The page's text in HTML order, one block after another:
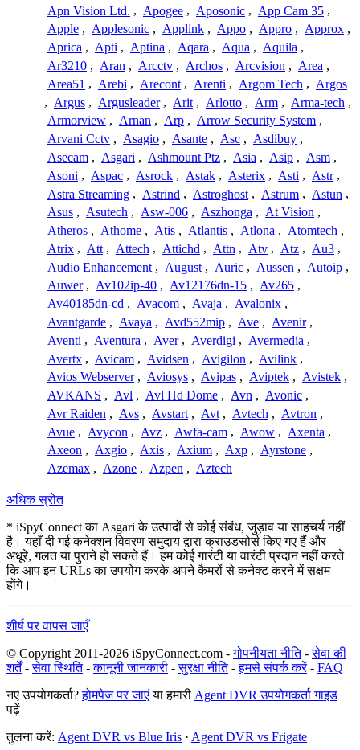
Apn Vision Ltd. , Apogee , Aposonic , App Cam 35 ,
Apple , Applesonic , Applink , Appo , Appro , Approx ,
Aprica , Apti , Aptina , Aqara , Aqua , Aquila ,
Ar3210 , Aran , Arcctv , Archos , Arcvision , Area ,
Area51 , Arebi , Arecont , Arenti , Argom Tech , Argos
, Argus , Argusleader , Arit , Arlotto , Arm , Arma-tech ,
Armorview , Arnan , Arp , Arrow Security System ,
Arvani Cctv , Asagio , Asante , Asc , Asdibuy ,
Asecam , Asgari , Ashmount Ptz , Asia , Asip , Asm ,
Asoni , Aspac , Asrock , Astak , Asterix , Asti , Astr ,
Astra Streaming , Astrind , Astroghost , Astrum , Astun ,
Asus , Asutech , Asw-006 , Aszhonga , At Vision ,
Atheros , Athome , Atis , Atlantis , Atlona , Atomtech ,
Atrix , Att , Attech , Attichd , Attn , Atv , Atz , Au3 ,
Audio Enhancement , August , Auric , Aussen , Autoip ,
Auwer , Av102ip-40 , Av12176dn-15 , Av265 ,
Av40185dn-cd , Avacom , Avaja , Avalonix ,
Avantgarde , Avaya , Avd552mip , Ave , Avenir ,
Aventi , Aventura , Aver , Averdigi , Avermedia ,
Avertx , Avicam , Avidsen , Avigilon , Avilink ,
Avios Webserver , Aviosys , Avipas , Aviptek , Avistek ,
AVKANS , Avl , Avl Hd Dome , Avn , Avonic ,
Avr Raiden , Avs , Avstart , Avt , Avtech , Avtron ,
Avue , Avycon , Avz , Awfa-cam , Awow , Axenta ,
Axeon , Axgio , Axis , Axium , Axp , Ayrstone ,
Azemax , Azone , Azpen , Aztech
अधिक स्रोत
* iSpyConnect का Asgari के उत्पादों से कोई संबंध, जुड़ाव या साहचर्य नहीं
है। यहाँ दी गई कनेक्शन विवरण समुदाय द्वारा क्राउडसोर्स किए गए हैं और
अधूरे, गलत या पुराने हो सकते हैं। हम कोई गारंटी या वारंटी प्रदान नहीं करते
कि आप इन URLs का उपयोग करके अपने कैमरों से कनेक्ट करने में सक्षम
होंगे।
शीर्ष पर वापस जाएँ
© Copyright 2011-2026 iSpyConnect.com -गोपनीयता नीति-सेवा की
शर्तें-सेवा स्थिति-कानूनी जानकारी -सुरक्षा नीति-हमसे संपर्क करें- FAQ
नए उपयोगकर्ता?होमपेज पर जाएंया हमारी Agent DVR उपयोगकर्ता गाइड
पढ़ें
तुलना करें: Agent DVR vs Blue Iris · Agent DVR vs Frigate